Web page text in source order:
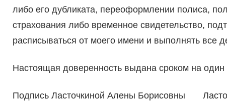
либо его дубликата, переоформлении полиса,
страхования либо временное свидетельство,
расписываться от моего имени и выполнять все
Настоящая доверенность выдана сроком на один
Подпись Ласточкиной Алены Борисовны